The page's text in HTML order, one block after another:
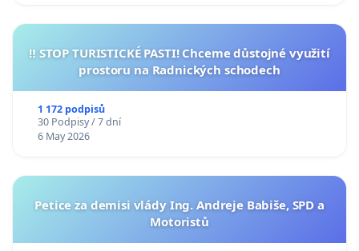
‼️ STOP TURISTICKÉ PASTI! Chceme důstojné využití
prostoru na Radnických schodech
1 172 podpisů
30 Podpisy / 7 dní
6 May 2026
Petice za demisi vlády Ing. Andreje Babiše, SPD a
Motoristů